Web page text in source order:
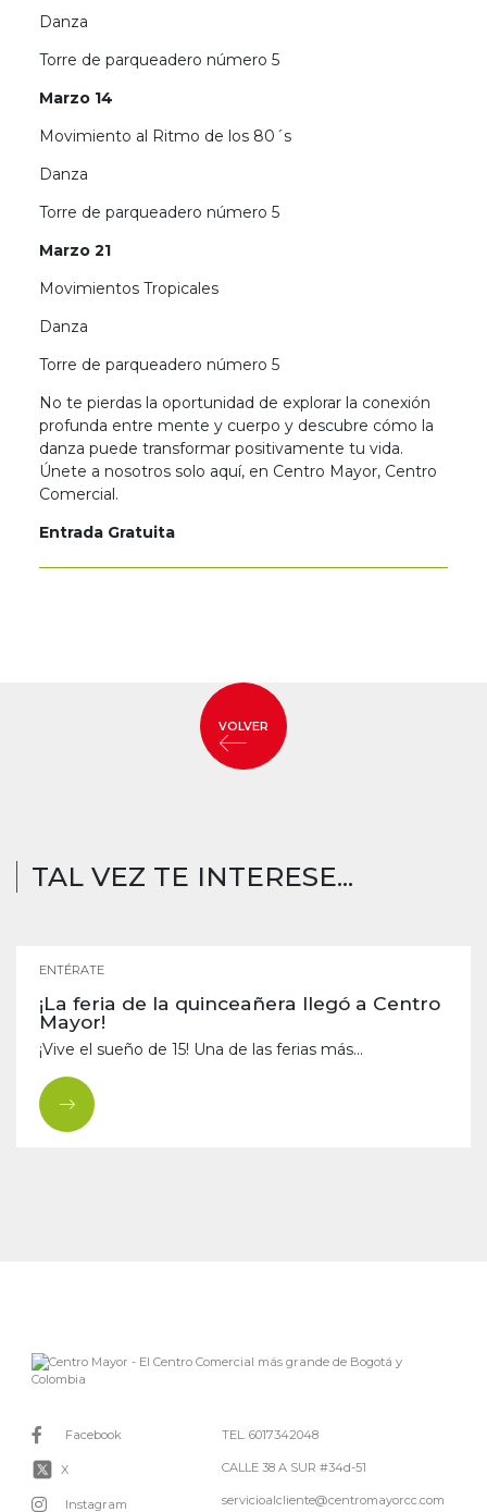
Danza
Torre de parqueadero número 5
Marzo 14
Movimiento al Ritmo de los 80´s
Danza
Torre de parqueadero número 5
Marzo 21
Movimientos Tropicales
Danza
Torre de parqueadero número 5
No te pierdas la oportunidad de explorar la conexión
profunda entre mente y cuerpo y descubre cómo la
danza puede transformar positivamente tu vida.
Únete a nosotros solo aquí, en Centro Mayor, Centro
Comercial.
Entrada Gratuita
VOLVER
TAL VEZ TE INTERESE...
ENTÉRATE
¡La feria de la quinceañera llegó a Centro
Mayor!
¡Vive el sueño de 15! Una de las ferias más...
Facebook
X
Instagram
TEL. 6017342048
CALLE 38 A SUR #34d-51
servicioalcliente@centromayorcc.com